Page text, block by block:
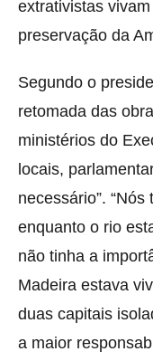
extrativistas
preservação da
Segundo o
retomada das
ministérios do
locais,
necessário”.
enquanto o rio
não tinha a
Madeira estava
duas capitais
a maior